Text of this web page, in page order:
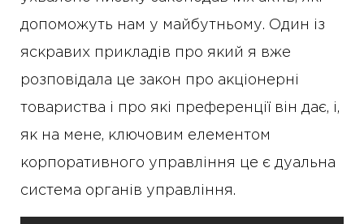
допоможуть нам у майбутньому. Один із
яскравих прикладів про який я вже
розповідала це закон про акціонерні
товариства і про які преференції він дає, і,
як на мене, ключовим елементом
корпоративного управління це є дуальна
система органів управління.